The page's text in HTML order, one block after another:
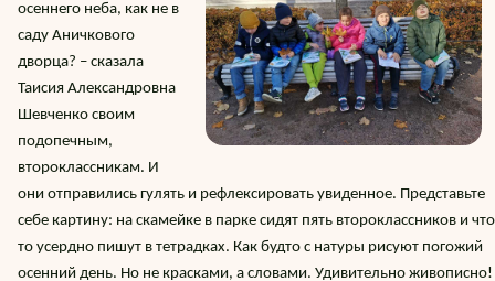
осеннего неба, как не в
саду Аничкового
дворца? – сказала
Таисия Александровна
Шевченко своим
подопечным,
второклассникам. И
они отправились гулять и рефлексировать увиденное. Представьте
себе картину: на скамейке в парке сидят пять второклассников и
то усердно пишут в тетрадках. Как будто с натуры рисуют погожий
осенний день. Но не красками, а словами. Удивительно живописно!